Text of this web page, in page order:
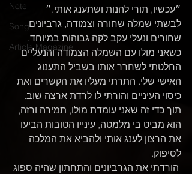
Note
Song
Article Magazine
״עכשיו, תורי להנות ושתענג אותי.״
לבשתי שמלה שחורה וצמודה, גרביונים
שחורים ונעלי עקב לקה גבוהות במיוחד.
כשאני מולו עם השמלה הצמודה והנעליים
החלטתי לשחרר אותו בשביל התענוג
האישי שלי. התרתי מעליו את הקשרים ואת
כיסוי העיניים והורתי לו לרדת ארצה שוב.
תוך כדי זה שאני עומדת מולו, תמירה ורזה,
הוא מביט בי מלמטה, עינייו הטובות הביעו
את הרצון לענג אותי ולהביא את המלכה
לסיפוק.
הורדתי את הגרביונים והתחתון שהיה ספוג